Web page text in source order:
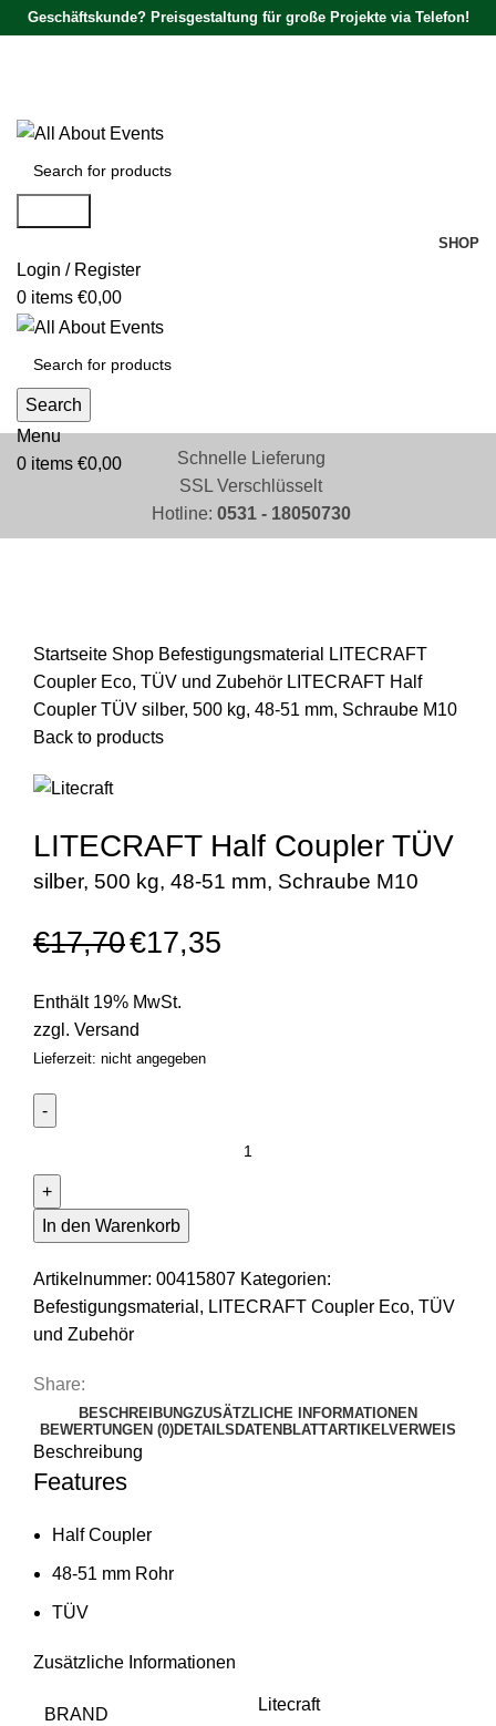
Geschäftskunde? Preisgestaltung für große Projekte via Telefon!
SHOP
Login / Register
0 items €0,00
Search
Menu
0 items €0,00
Schnelle Lieferung
SSL Verschlüsselt
Hotline: 0531 - 18050730
Startseite Shop Befestigungsmaterial
LITECRAFT
Coupler Eco, TÜV und Zubehör LITECRAFT Half
Coupler TÜV silber, 500 kg, 48-51 mm, Schraube M10
Back to products
LITECRAFT Half Coupler TÜV
silber, 500 kg, 48-51 mm, Schraube M10
€17,70€17,35
Enthält 19% MwSt.
zzgl. Versand
Lieferzeit: nicht angegeben
Coupler
TÜV
500
kg,
48-
mm,
Schraube
M10
Menge
In den Warenkorb
Artikelnummer: 00415807 Kategorien:
Befestigungsmaterial , LITECRAFT Coupler Eco, TÜV
und Zubehör
Share:
BESCHREIBUNGZUSÄTZLICHE INFORMATIONEN
BEWERTUNGEN (0)DETAILS DATENBLATTARTIKELVERWEIS
Beschreibung
Features
Half Coupler
48-51 mm Rohr
TÜV
Zusätzliche Informationen
BRAND
Litecraft